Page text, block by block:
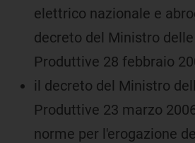
elettrico nazionale e
decreto del Ministro
Produttive 28 febbraio
il decreto del Ministro
Produttive 23 marzo
norme per l'erogazione